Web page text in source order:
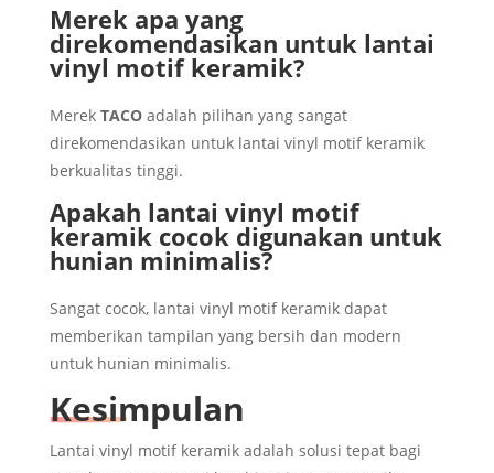
Merek apa yang
direkomendasikan untuk lantai
vinyl motif keramik?
Merek TACOadalah pilihan yang sangat
direkomendasikan untuk lantai vinyl motif keramik
berkualitas tinggi.
Apakah lantai vinyl motif
keramik cocok digunakan untuk
hunian minimalis?
Sangat cocok, lantai vinyl motif keramik dapat
memberikan tampilan yang bersih dan modern
untuk hunian minimalis.
Kesimpulan
Lantai vinyl motif keramik adalah solusi tepat bagi